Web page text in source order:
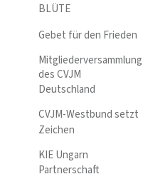
BLÜTE
Gebet für den Frieden
Mitgliederversammlung
des CVJM
Deutschland
CVJM-Westbund setzt
Zeichen
KIE Ungarn
Partnerschaft